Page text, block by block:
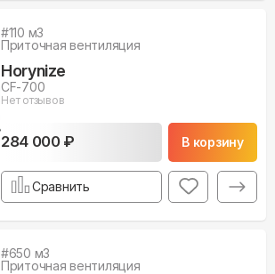
#110 м3
Приточная вентиляция
Horynize
CF-700
Нет отзывов
284 000 ₽ В корзину
Сравнить
#650 м3
Приточная вентиляция